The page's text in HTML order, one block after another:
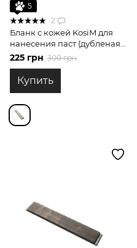
5
2
Бланк с кожей KosiM для
нанесения паст (дубленая
сторона)
225 грн 300 грн
Купить